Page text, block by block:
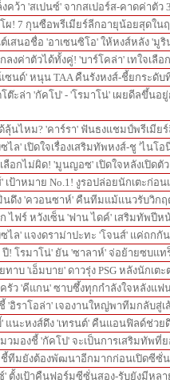
งคว้า 'สเปนซ์' จากสเปอร์ส-คาดค่าตัว
ผ! 7 กุนซือพรีเมียร์ลีกอายุน้อยสุดใน
ต์เสนอชื่อ 'อาเซนซิโอ' ให้หงส์หลัง 'มู
ลงค่าตัวได้ทั้งคู่! 'บาร์โคล่า' เทใจเลือ
ซนด์' หนุน TAA คืนรังหงส์-ชี้ยกระดั
โต๊ะล่า 'กัคโป' - 'โรมาโน่' เผยดีลขึ้นอ
ลุ้นไหม? 'คาร์รา' ฟันธงแชมป์พรีเมีย
ไล' เปิดใจเรื่องเสริมทัพหงส์-ชู 'ไนโ
ลือกไม่ผิด! 'มูนญอซ' เปิดใจหลังเปิดตั
เป้าหมาย No.1! งูรอปล่อยนักเตะก่อ
นดึง 'ควอนซาห์' คืนทีมแม้แนวรับวิก
ไฟร์ หวังเซ็น 'ฟาน ไดค์' เสริมทัพปีห
ไล' แจงดราม่าปะทะ 'โจนส์' แค่ถกกั
ปี! โรมาโน่' ยัน 'ซาลาห์' จ่อย้ายซบแ
ทาบ 'เอ็มบาย' ดาวรุ่ง PSG หลังนักเต
รัว 'คีแกน' ซาบซึ้งทุกกำลังใจหลังแฟ
'อิราโอล่า' เจองานใหญ่พาทีมกลับสู่
แนะหงส์ดึง 'เทรนต์' คืนแอนฟิลด์ช่วย
วมองชี้ 'กัคโป' จะเป็นการเสริมทัพที่
ทีมยังต้องพัฒนาอีกมากก่อนเปิดซีซั่
' ตั้งเป้าคืนฟอร์มซีซั่นสอง-รับยังมีหล